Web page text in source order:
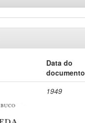
Data do
documento
1949